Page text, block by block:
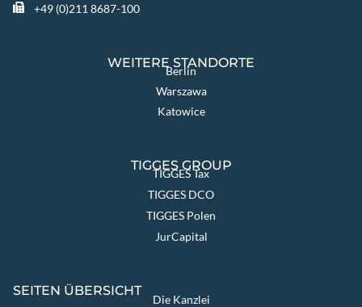
+49 (0)211 8687-100
WEITERE STANDORTE
Berlin
Warszawa
Katowice
TIGGES GROUP
TIGGES Tax
TIGGES DCO
TIGGES Polen
JurCapital
SEITEN ÜBERSICHT
Die Kanzlei